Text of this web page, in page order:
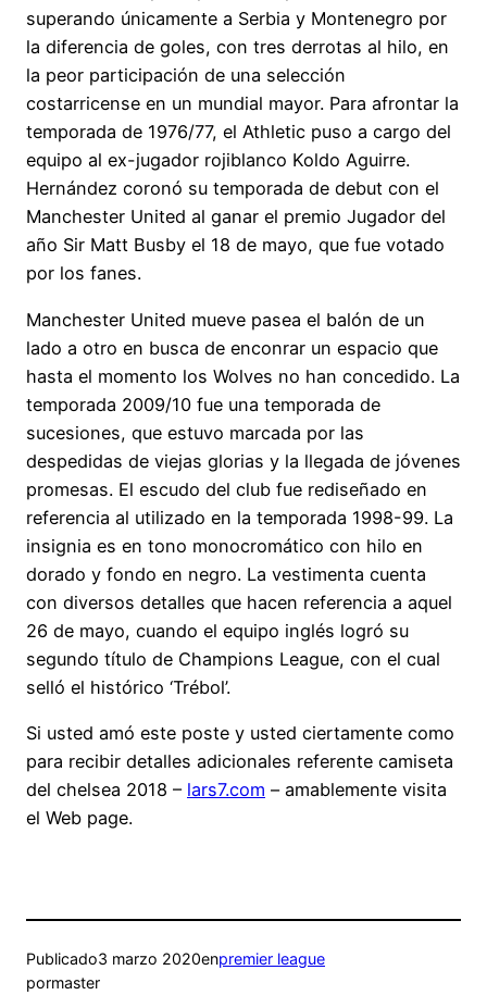
superando únicamente a Serbia y Montenegro por
la diferencia de goles, con tres derrotas al hilo, en
la peor participación de una selección
costarricense en un mundial mayor. Para afrontar la
temporada de 1976/77, el Athletic puso a cargo del
equipo al ex-jugador rojiblanco Koldo Aguirre.
Hernández coronó su temporada de debut con el
Manchester United al ganar el premio Jugador del
año Sir Matt Busby el 18 de mayo, que fue votado
por los fanes.
Manchester United mueve pasea el balón de un
lado a otro en busca de enconrar un espacio que
hasta el momento los Wolves no han concedido. La
temporada 2009/10 fue una temporada de
sucesiones, que estuvo marcada por las
despedidas de viejas glorias y la llegada de jóvenes
promesas. El escudo del club fue rediseñado en
referencia al utilizado en la temporada 1998-99. La
insignia es en tono monocromático con hilo en
dorado y fondo en negro. La vestimenta cuenta
con diversos detalles que hacen referencia a aquel
26 de mayo, cuando el equipo inglés logró su
segundo título de Champions League, con el cual
selló el histórico ‘Trébol’.
Si usted amó este poste y usted ciertamente como
para recibir detalles adicionales referente camiseta
del chelsea 2018 – lars7.com – amablemente visita
el Web page.
Publicado3 marzo 2020enpremier league
pormaster